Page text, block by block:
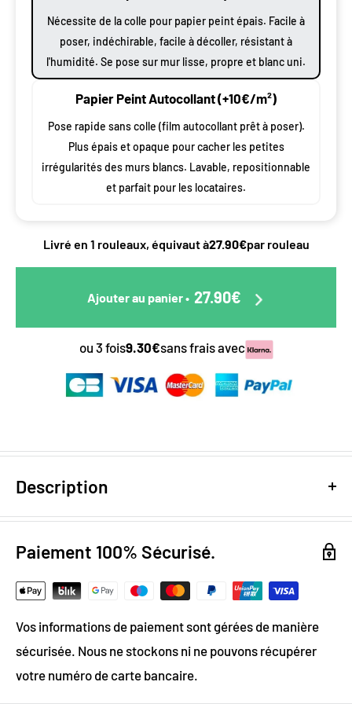
Nécessite de la colle pour papier peint épais. Facile à
poser, indéchirable, facile à décoller, résistant à
l'humidité. Se pose sur mur lisse, propre et blanc uni.
Papier Peint Autocollant (+10€/m²)
Pose rapide sans colle (film autocollant prêt à poser).
Plus épais et opaque pour cacher les petites
irrégularités des murs blancs. Lavable, repositionnable
et parfait pour les locataires.
Livré en 1 rouleaux, équivaut à27.90€par rouleau
Ajouter au panier• 27.90€
ou 3 fois9.30€sans frais avec
Description
Design digital: colorimétrie optimale / effet trompe
l’œil
Grammage :
Vinyle & Canvas anti-allergène
Matière ignifugée, anti-statique et anti-moisissure
Paiement 100% Sécurisé.
Vos informations de paiement sont gérées de manière
sécurisée. Nous ne stockons ni ne pouvons récupérer
votre numéro de carte bancaire.